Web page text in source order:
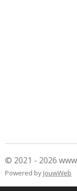
© 2021 - 2026
Powered by JouwWeb